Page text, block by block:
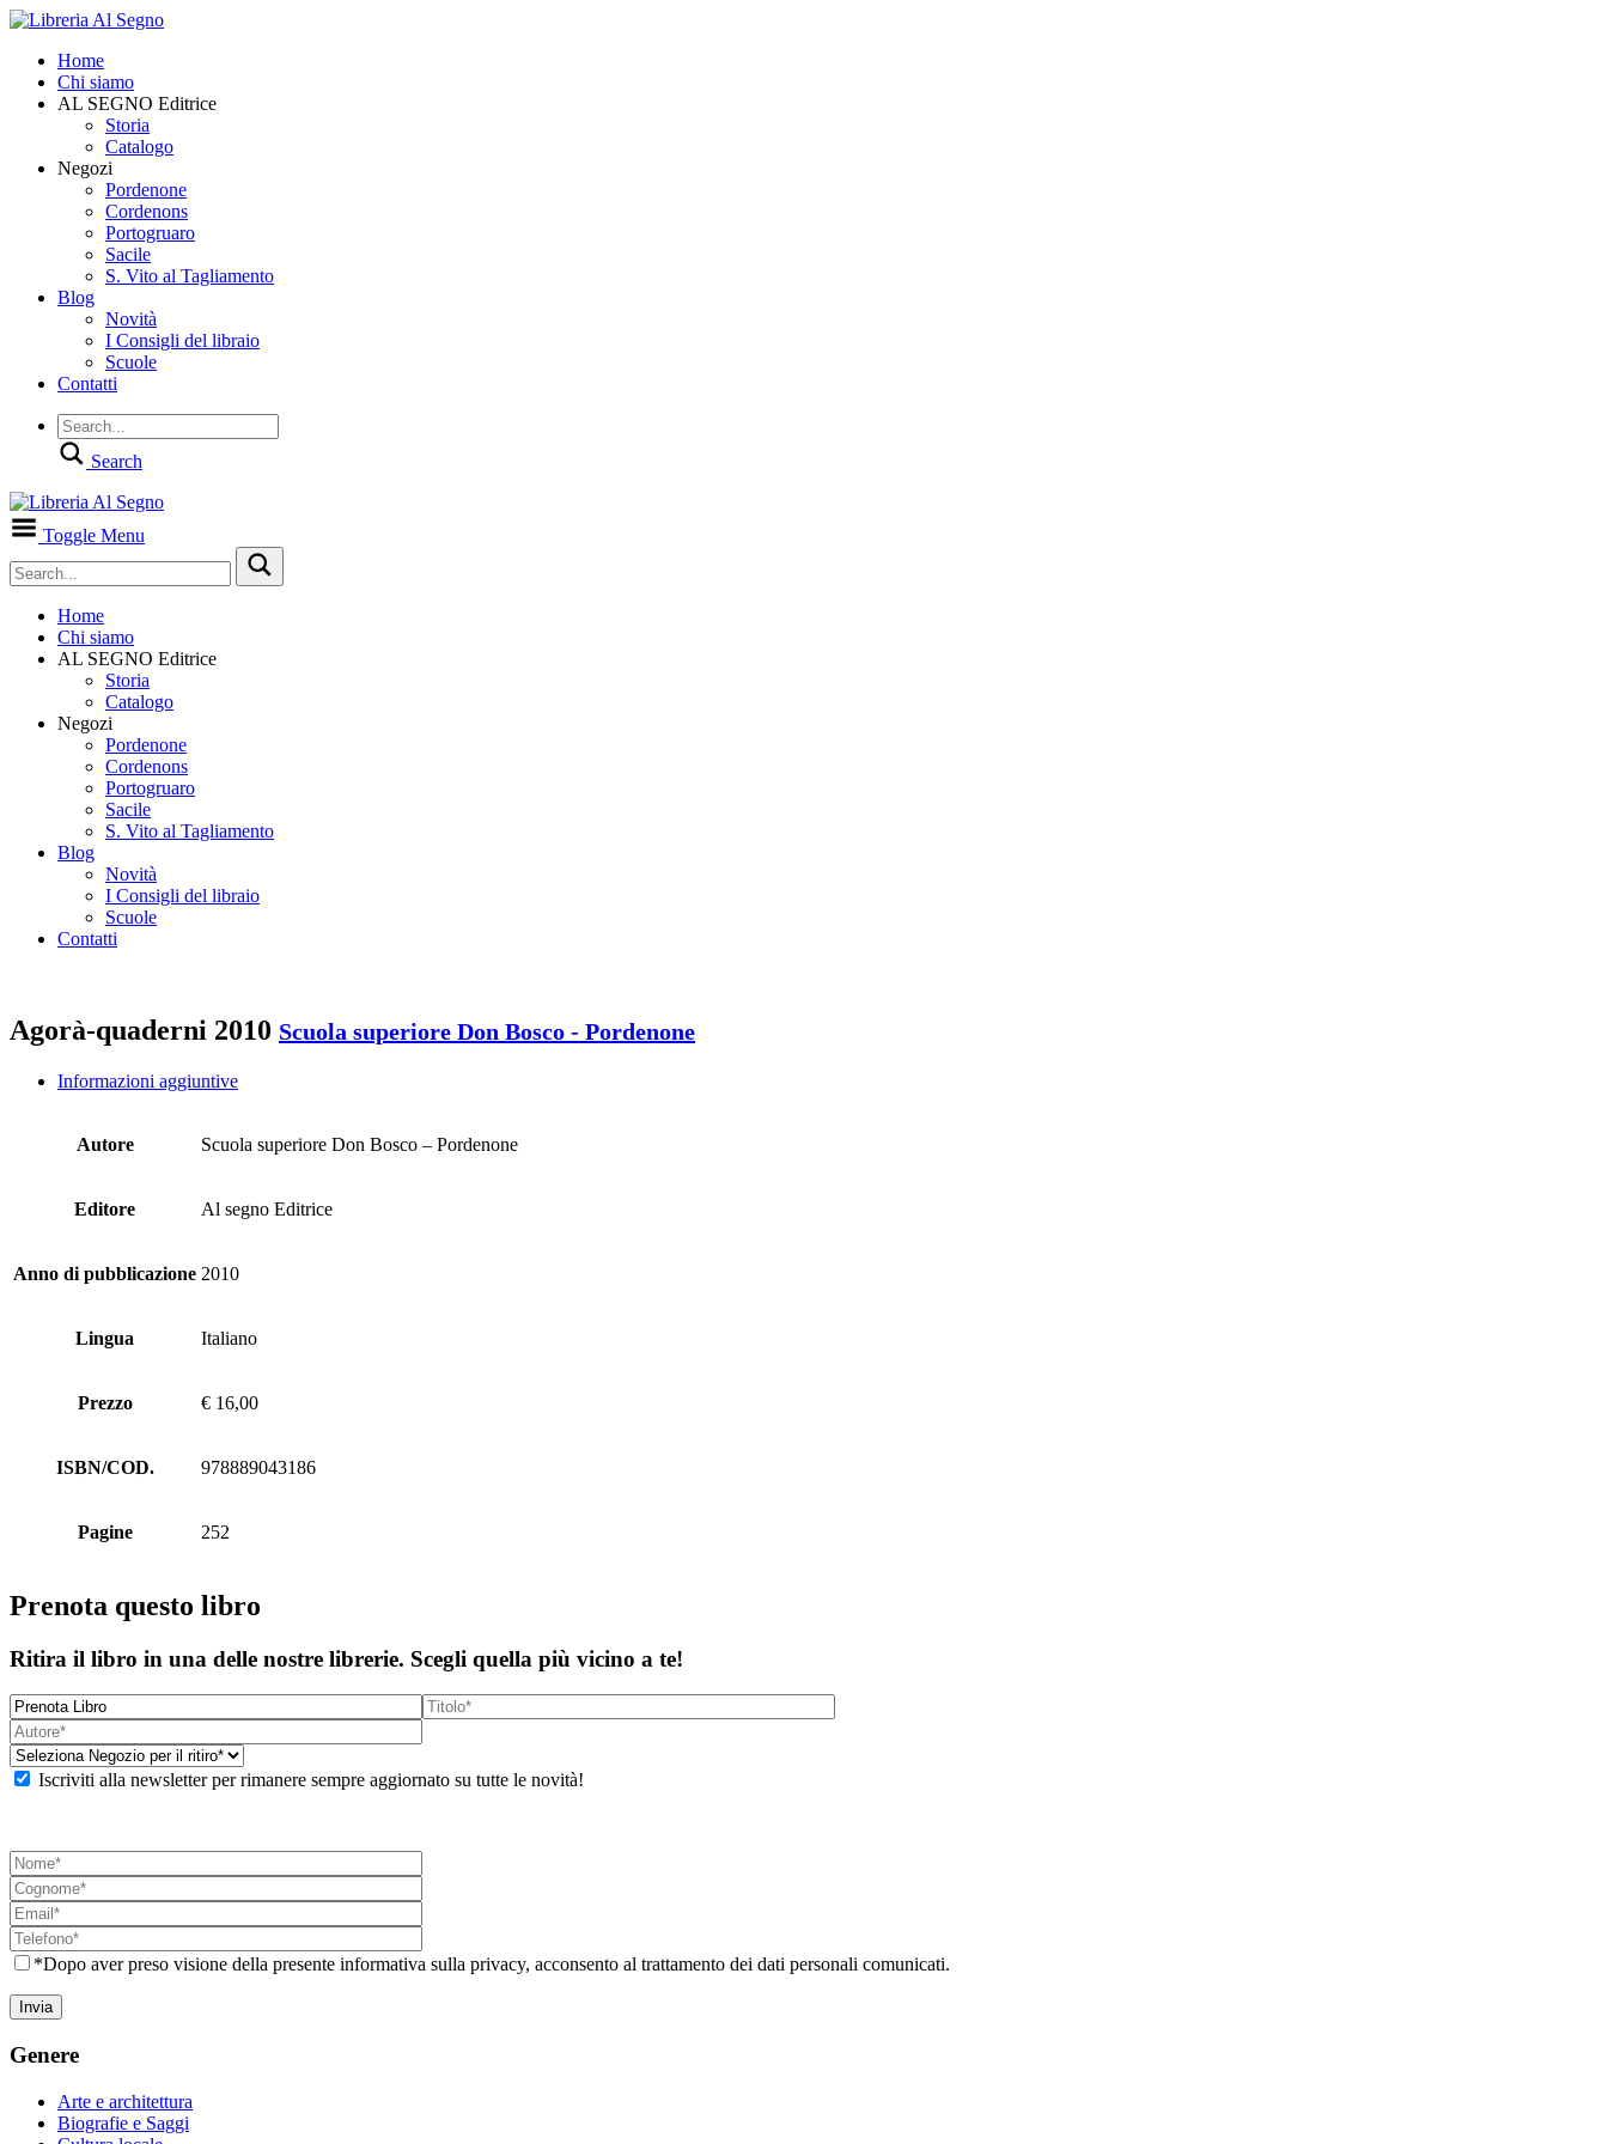
Home
Chi siamo
AL SEGNO Editrice
Storia
Catalogo
Negozi
Pordenone
Cordenons
Portogruaro
Sacile
S. Vito al Tagliamento
Blog
Novità
I Consigli del libraio
Scuole
Contatti
Search
Toggle Menu
Home
Chi siamo
AL SEGNO Editrice
Storia
Catalogo
Negozi
Pordenone
Cordenons
Portogruaro
Sacile
S. Vito al Tagliamento
Blog
Novità
I Consigli del libraio
Scuole
Contatti
Agorà-quaderni 2010 Scuola superiore Don Bosco - Pordenone
Informazioni aggiuntive
Autore Scuola superiore Don Bosco – Pordenone
Editore Al segno Editrice
Anno di pubblicazione 2010
Lingua Italiano
Prezzo € 16,00
ISBN/COD. 978889043186
Pagine 252
Prenota questo libro
Ritira il libro in una delle nostre librerie. Scegli quella più vicino a te!
Iscriviti alla newsletter per rimanere sempre aggiornato su tutte le novità!
*Dopo aver preso visione della presente informativa sulla privacy, acconsento al trattamento dei dati personali comunicati.
Genere
Arte e architettura
Biografie e Saggi